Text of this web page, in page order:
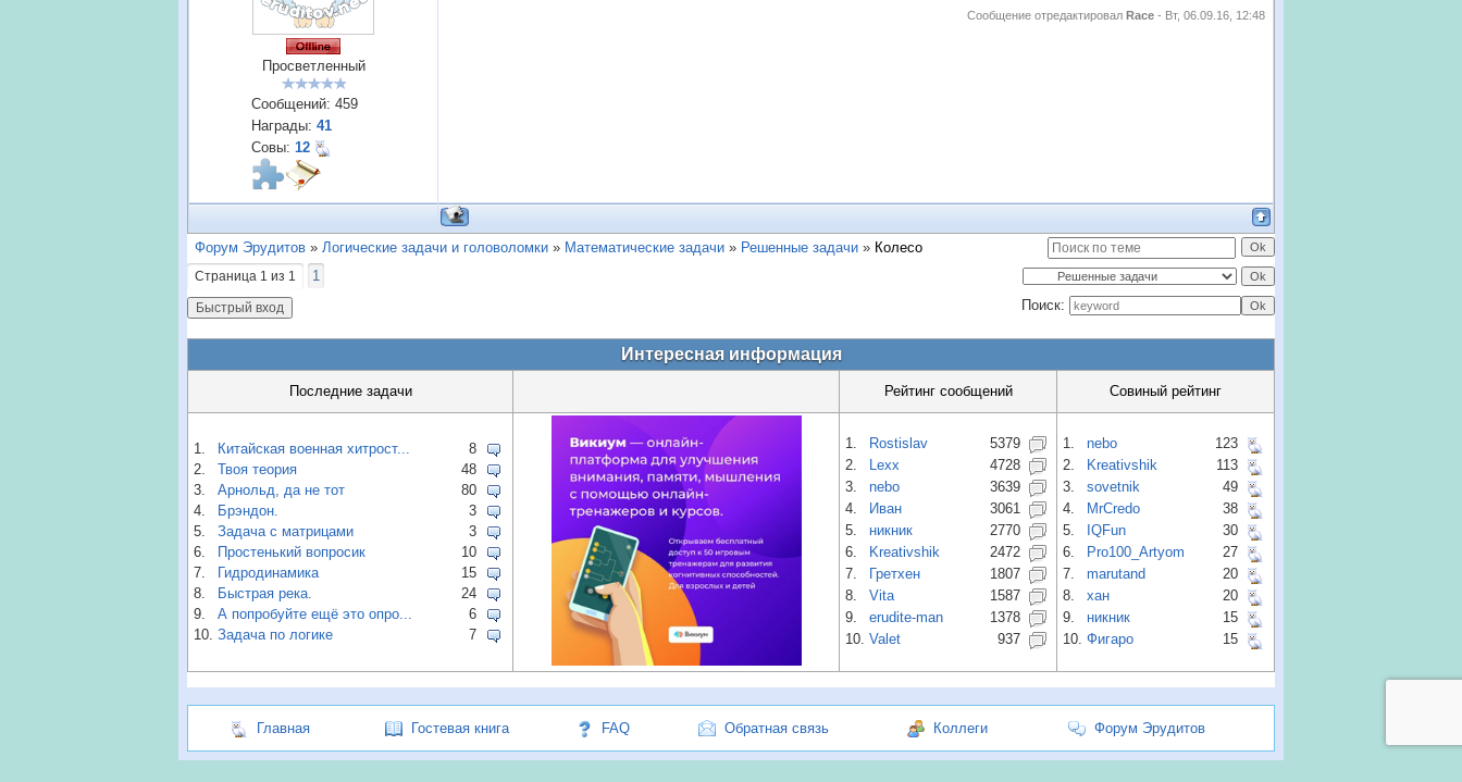
Просветленный
Сообщений: 459
Награды: 41
Совы: 12
Сообщение отредактировал Race - Вт, 06.09.16, 12:48
Форум Эрудитов » Логические задачи и головоломки » Математические задачи » Решенные задачи » Колесо
Страница 1 из 1
1
Поиск:
Интересная информация
Последние задачи Рейтинг сообщений Совиный рейтинг
1. Китайская военная хитрост...
8
2.
Твоя теория
48
3.
Арнольд, да не тот
80
4.
Брэндон.
3
5.
Задача с матрицами
3
6.
Простенький вопросик
10
7.
Гидродинамика
15
8.
Быстрая река.
24
9.
А попробуйте ещё это опро...
6
10. Задача по логике 7
1. Rostislav
5379
2.
Lexx
4728
3.
nebo
3639
4.
Иван
3061
5.
никник
2770
6.
Kreativshik
2472
7.
Гретхен
1807
8.
Vita
1587
9.
erudite-man
1378
10. Valet 937
1. nebo
123
2.
Kreativshik
113
3.
sovetnik
49
4.
MrCredo
38
5.
IQFun
30
6.
Pro100_Artyom
27
7.
marutand
20
8.
хан
20
9.
никник
15
10. Фигаро 15
Главная Гостевая книга FAQ Обратная связь Коллеги Форум Эрудитов